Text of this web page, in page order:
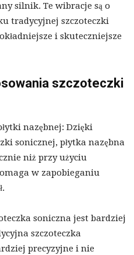
silnik. Te wibracje są o
tradycyjnej szczoteczki
i skuteczniejsze
szczoteczki
nazębnej: Dzięki
sonicznej, płytka nazębna
niż przy użyciu
w zapobieganiu
soniczna jest bardziej
szczoteczka
precyzyjne i nie